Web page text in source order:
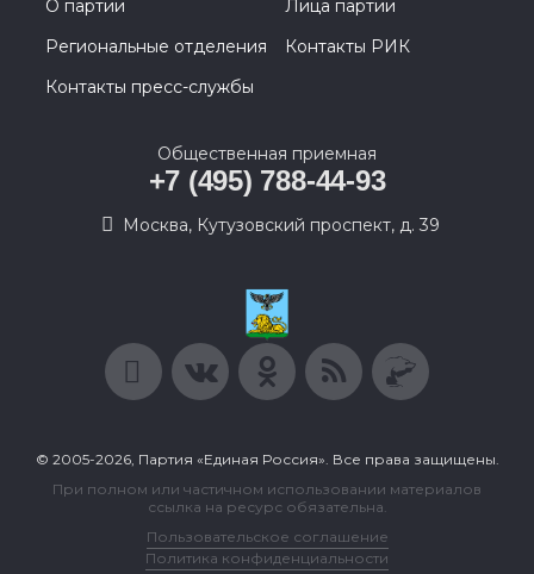
О партии
Лица партии
Региональные отделения
Контакты РИК
Контакты пресс-службы
Общественная приемная
+7 (495) 788-44-93
Москва, Кутузовский проспект, д. 39
© 2005-2026, Партия «Единая Россия». Все права защищены.
При полном или частичном использовании материалов
ссылка на ресурс обязательна.
Пользовательское соглашение
Политика конфиденциальности